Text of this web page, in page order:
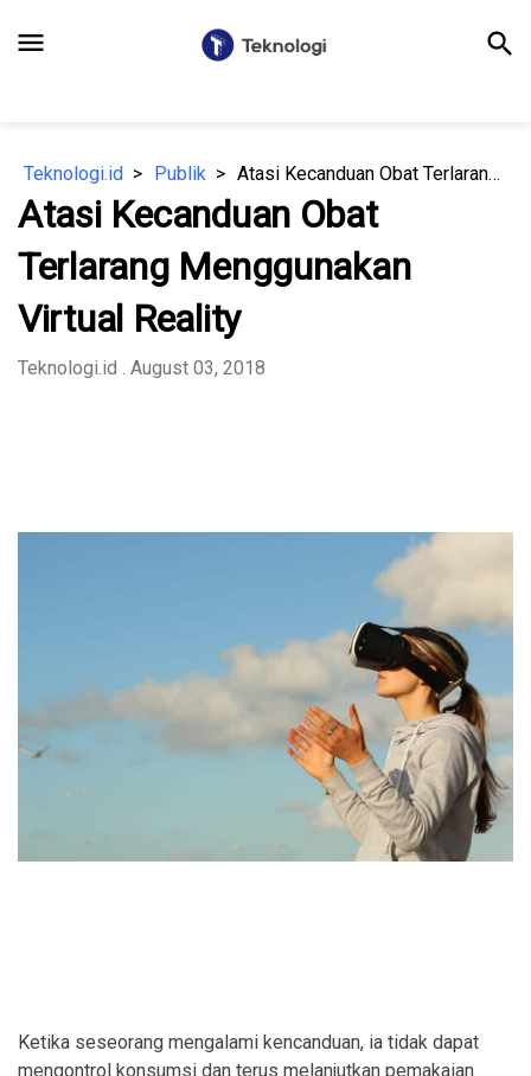
menu search
Teknologi.id Publik Atasi Kecanduan Obat Terlarang Menggunakan Virtual Reality
Atasi Kecanduan Obat
Terlarang Menggunakan
Virtual Reality
Teknologi.id . August 03, 2018
Ketika seseorang mengalami kencanduan, ia tidak dapat
mengontrol konsumsi dan terus melanjutkan pemakaian